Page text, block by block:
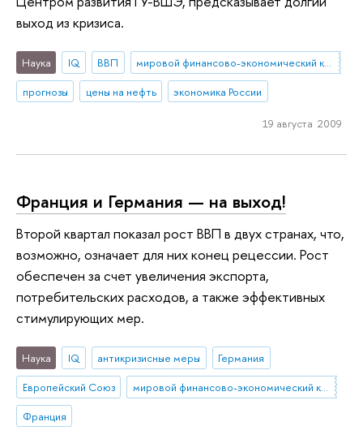
выход из кризиса.
Наука IQ ВВП
мировой финансово-экономический кризис
прогнозы
цены на нефть экономика России
19 августа 2009
Франция и Германия — на выход!
Второй квартал показал рост ВВП в двух странах, что,
возможно, означает для них конец рецессии. Рост
обеспечен за счет увеличения экспорта,
потребительских расходов, а также эффективных
стимулирующих мер.
Наука IQ антикризисные меры
Германия
Европейский Союз
мировой финансово-экономический кризис
Франция